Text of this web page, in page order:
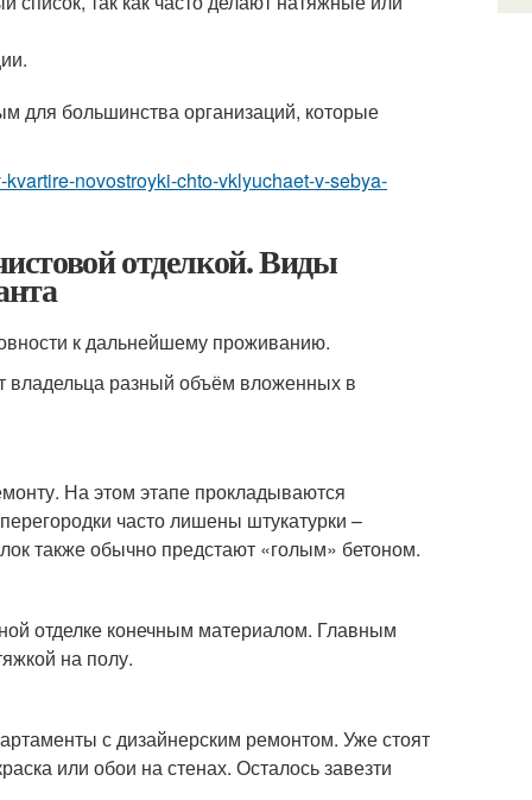
для большинства организаций, которые
novostroyki-chto-vklyuchaet-v-sebya-
отделкой. Виды
к дальнейшему проживанию.
владельца разный объём вложенных в
На этом этапе прокладываются
часто лишены штукатурки –
также обычно предстают «голым» бетоном.
отделке конечным материалом. Главным
на полу.
с дизайнерским ремонтом. Уже стоят
или обои на стенах. Осталось завезти